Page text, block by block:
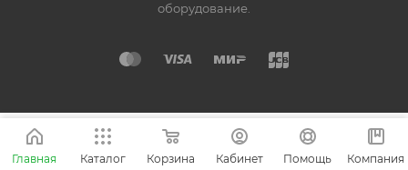
оборудование.
Главная Каталог Корзина Кабинет Помощь Компания